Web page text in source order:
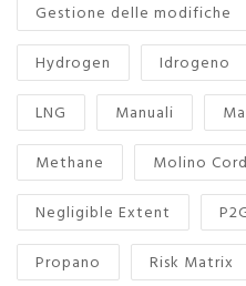
Gestione delle modifiche
Hydrogen
Idrogeno
LNG
Manuali
Methane
Molino
Negligible Extent
Propano
Risk Matrix